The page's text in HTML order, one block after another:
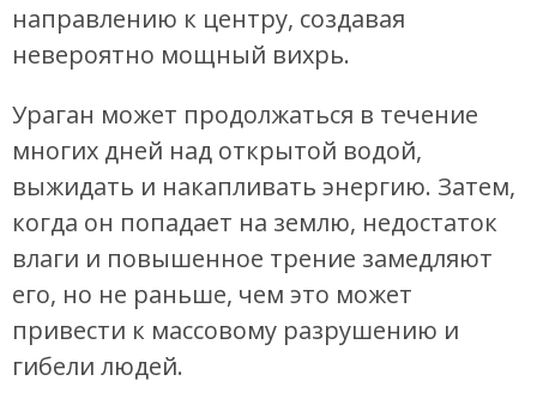
направлению к центру, создавая
невероятно мощный вихрь.
Ураган может продолжаться в течение
многих дней над открытой водой,
выжидать и накапливать энергию. Затем,
когда он попадает на землю, недостаток
влаги и повышенное трение замедляют
его, но не раньше, чем это может
привести к массовому разрушению и
гибели людей.